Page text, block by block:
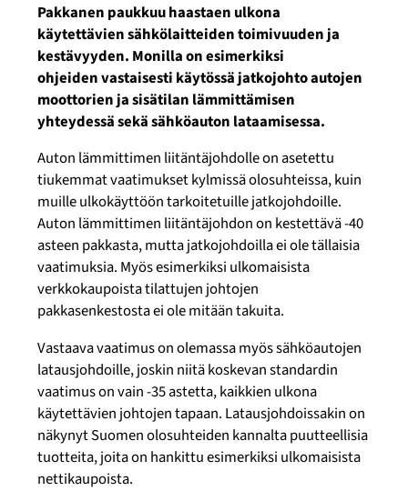
Pakkanen paukkuu haastaen ulkona
käytettävien sähkölaitteiden toimivuuden ja
kestävyyden. Monilla on esimerkiksi
ohjeidenvastaisesti käytössä jatkojohto autojen
moottorien ja sisätilan lämmittämisen
yhteydessä sekäsähköauton lataamisessa.
Auton lämmittimen liitäntäjohdolle on asetettu
tiukemmat vaatimukset kylmissä olosuhteissa, kuin
muille ulkokäyttöön tarkoitetuille jatkojohdoille.
Auton lämmittimen liitäntäjohdon on kestettävä -40
asteen pakkasta, mutta jatkojohdoilla ei ole tällaisia
vaatimuksia. Myös esimerkiksi ulkomaisista
verkkokaupoista tilattujen johtojen
pakkasenkestosta ei ole mitään takuita.
Vastaava vaatimus on olemassa myös sähköautojen
latausjohdoille, joskin niitä koskevan standardin
vaatimus on vain -35 astetta, kaikkien ulkona
käytettävien johtojen tapaan. Latausjohdoissakin on
näkynyt Suomen olosuhteiden kannalta puutteellisia
tuotteita, joita on hankittu esimerkiksi ulkomaisista
nettikaupoista.